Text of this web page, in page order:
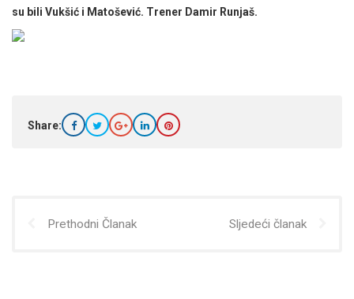
su bili Vukšić i Matošević. Trener Damir Runjaš.
Share:
Prethodni Članak Sljedeći članak